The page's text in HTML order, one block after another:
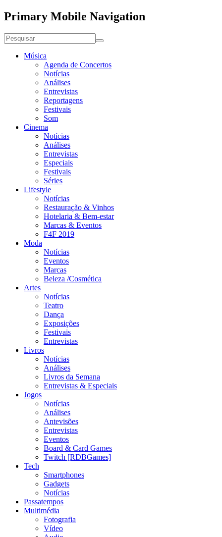
Primary Mobile Navigation
Música
Agenda de Concertos
Notícias
Análises
Entrevistas
Reportagens
Festivais
Som
Cinema
Notícias
Análises
Entrevistas
Especiais
Festivais
Séries
Lifestyle
Notícias
Restauração & Vinhos
Hotelaria & Bem-estar
Marcas & Eventos
F4F 2019
Moda
Notícias
Eventos
Marcas
Beleza /Cosmética
Artes
Notícias
Teatro
Dança
Exposições
Festivais
Entrevistas
Livros
Notícias
Análises
Livros da Semana
Entrevistas & Especiais
Jogos
Notícias
Análises
Antevisões
Entrevistas
Eventos
Board & Card Games
Twitch [RDBGames]
Tech
Smartphones
Gadgets
Notícias
Passatempos
Multimédia
Fotografia
Vídeo